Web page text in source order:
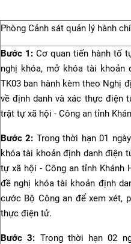
Phòng Cảnh sát quản lý hành
Bước 1: Cơ quan tiến hành tố
nghị khóa, mở khóa tài
TK03 ban hành kèm theo Nghị
về định danh và xác thực điện
trật tự xã hội - Công an tỉnh
Bước 2: Trong thời hạn 01
khóa tài khoản định danh điện
tự xã hội - Công an tỉnh Khánh
đề nghị khóa tài khoản định
cước Bộ Công an để xem xét,
thực điện tử.
Bước 3: Trong thời hạn 02